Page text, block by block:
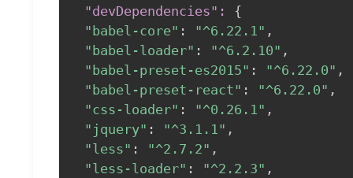
"devDependencies":
{
"babel-core" : "^6.22.1" ,
"babel-loader" : "^6.2.10" ,
"babel-preset-es2015" : "^6.22.0" ,
"babel-preset-react" : "^6.22.0" ,
"css-loader" : "^0.26.1" ,
"jquery" : "^3.1.1" ,
"less" : "^2.7.2" ,
"less-loader" : "^2.2.3" ,